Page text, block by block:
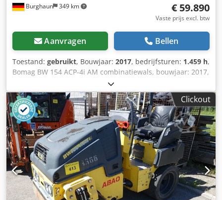
Burghaun 349 km € 59.890
Vaste prijs excl. btw
Aanvragen Bellen
Toestand: gebruikt, Bouwjaar: 2017, bedrijfsturen: 1.459 h,
Bomag BW 154 ACP-4i AM combinatiewals, bouwjaar: 2017,
bedrijfsuren: slechts 1.459 uur, motor: Kubota [55,4 kW/75
pk], Asphalt Manager 2, asfaltsnijder rechts, gewicht: 7.400
kg, gladde trommel, goede staat, direct inzetbaar, Op
aanvraag kunnen wij u een lease- of financieringsvoorstel
aanbieden. De heer Mihm (tel. staat u graag te woord.
Meer informatie vindt u op onze website. Onder
voorbehoud van fouten en voorafgaande verkoop! Verhuur
mogelijk. Dsdpjzq Tzmefx Afvjck = Meer informatie = Neem
contact op met Tobias Ebert voor meer informatie.
Clickout